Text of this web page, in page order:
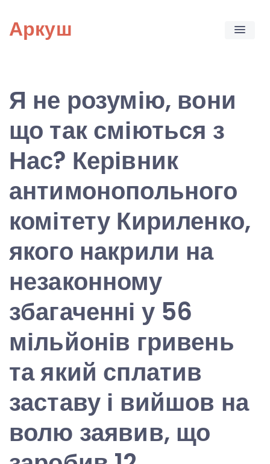
content
Аркуш
Я не розумію, вони
що так сміються з
Нас? Керівник
антимонопольного
комітету Кириленко,
якого накрили на
незаконному
збагаченні у 56
мільйонів гривень
та який сплатив
заставу і вийшов на
волю заявив, що